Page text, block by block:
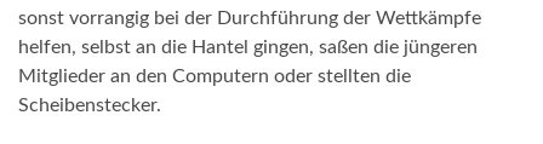
sonst vorrangig bei der Durchführung der Wettkämpfe
helfen, selbst an die Hantel gingen, saßen die jüngeren
Mitglieder an den Computern oder stellten die
Scheibenstecker.